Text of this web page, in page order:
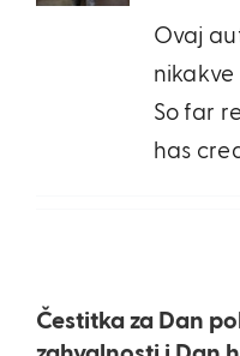
Ovaj
nikakve
So far
has
Čestitka za Dan